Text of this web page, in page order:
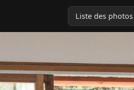
Liste des photos